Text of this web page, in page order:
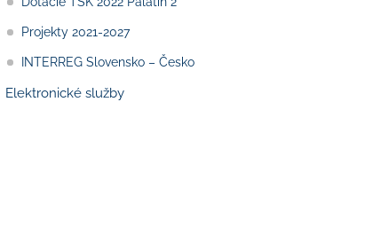
Projekty 2021-2027
INTERREG Slovensko – Česko
Elektronické služby